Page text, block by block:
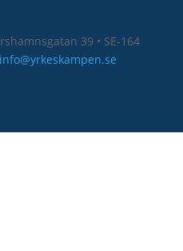
39 • SE-164
info@yrkeskampen.se